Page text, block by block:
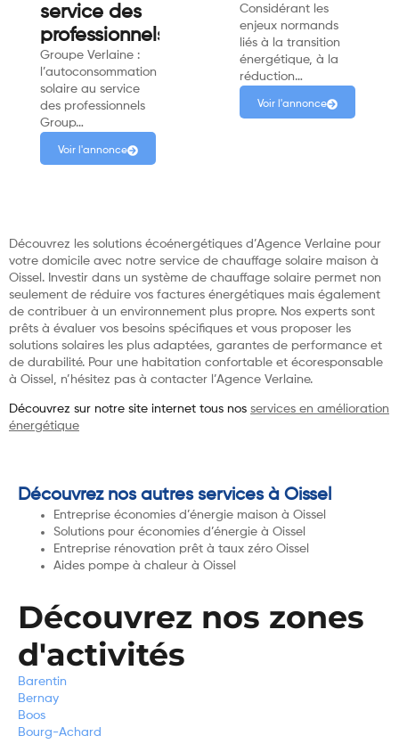
service des
professionnels.
Groupe Verlaine :
l’autoconsommation
solaire au service
des professionnels
Group…
Voir l'annonce
Considérant les
enjeux normands
liés à la transition
énergétique, à la
réduction…
Voir l'annonce
Découvrez les solutions écoénergétiques d’Agence Verlaine pour
votre domicile avec notre service de chauffage solaire maison à
Oissel. Investir dans un système de chauffage solaire permet non
seulement de réduire vos factures énergétiques mais également
de contribuer à un environnement plus propre. Nos experts sont
prêts à évaluer vos besoins spécifiques et vous proposer les
solutions solaires les plus adaptées, garantes de performance et
de durabilité. Pour une habitation confortable et écoresponsable
à Oissel, n’hésitez pas à contacter l’Agence Verlaine.
Découvrez sur notre site internet tous nos services en amélioration
énergétique
Découvrez nos autres services à Oissel
Entreprise économies d’énergie maison à Oissel
Solutions pour économies d’énergie à Oissel
Entreprise rénovation prêt à taux zéro Oissel
Aides pompe à chaleur à Oissel
Découvrez nos zones
d'activités
Barentin
Bernay
Boos
Bourg-Achard